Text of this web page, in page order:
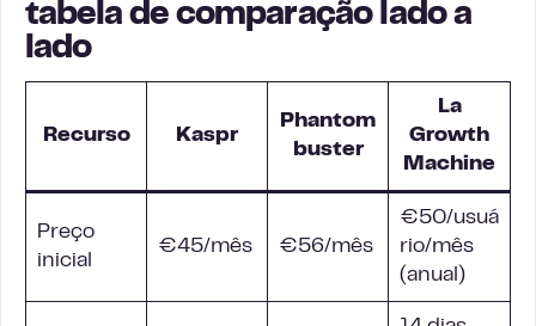
tabela de comparação lado a
lado
Recurso Kaspr
Phantom
buster
La
Growth
Machine
Preço
inicial
€45/mês €56/mês
€50/usuá
rio/mês
(anual)